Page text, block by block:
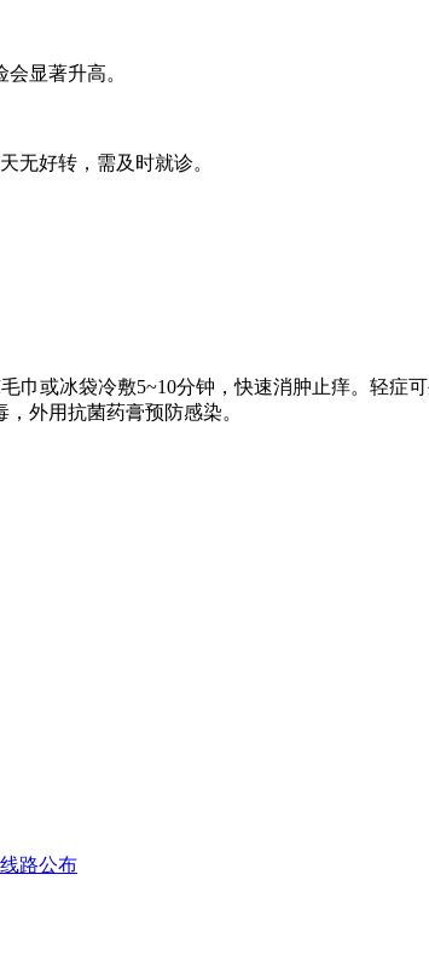
显著升高。
好转，需及时就诊。
或冰袋冷敷5~10分钟，快速消肿止痒。轻症
外用抗菌药膏预防感染。
路公布